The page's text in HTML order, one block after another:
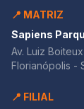
📍 MATRIZ
Sapiens
Av. Luiz
Florianópolis -
📍 FILIAL